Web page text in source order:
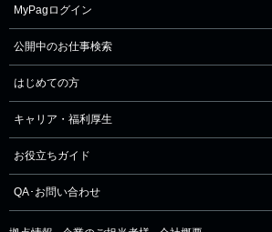
MyPagログイン
公開中のお仕事検索
はじめての方
キャリア・福利厚生
お役立ちガイド
QA･お問い合わせ